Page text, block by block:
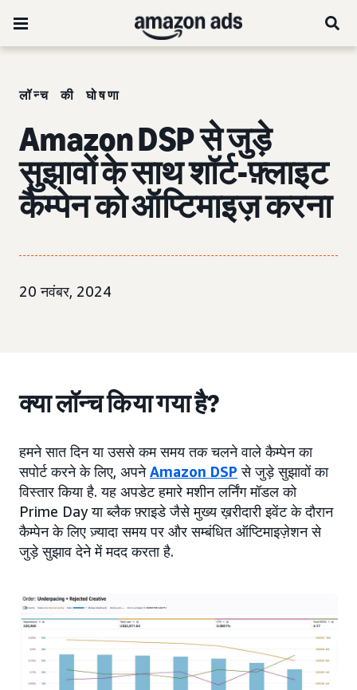
लॉन्च की घोषणा
Amazon DSP से जुड़े
सुझावों के साथ शॉर्ट-फ़्लाइट
कैम्पेन को ऑप्टिमाइज़ करना
20 नवंबर, 2024
क्या लॉन्च किया गया है?
हमने सात दिन या उससे कम समय तक चलने वाले कैम्पेन का
सपोर्ट करने के लिए, अपनेAmazon DSP से जुड़े सुझावों का
विस्तार किया है. यह अपडेट हमारे मशीन लर्निंग मॉडल को
Prime Day या ब्लैक फ़्राइडे जैसे मुख्य ख़रीदारी इवेंट के दौरान
कैम्पेन के लिए ज़्यादा समय पर और सम्बंधित ऑप्टिमाइज़ेशन से
जुड़े सुझाव देने में मदद करता है.